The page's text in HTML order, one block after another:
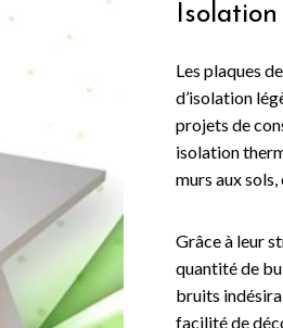
Les plaques
d’isolation
projets de
isolation
murs aux
Grâce à leur
quantité de
bruits
facilité de